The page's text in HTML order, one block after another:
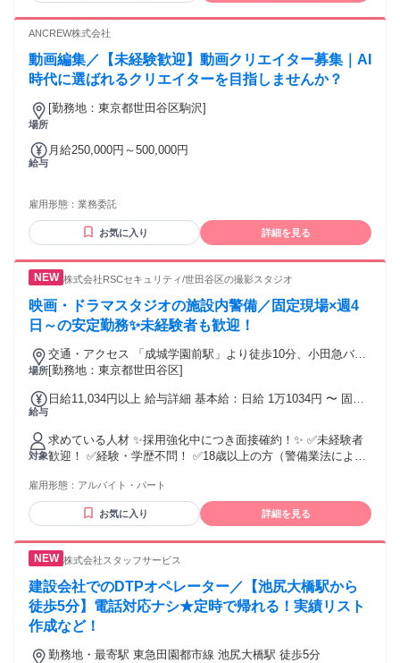
ANCREW株式会社
動画編集／【未経験歓迎】動画クリエイター募集｜AI
時代に選ばれるクリエイターを目指しませんか？
場所
[勤務地：東京都世田谷区駒沢]
給与
月給250,000円～500,000円
雇用形態： 業務委託
お気に入り 詳細を見る
株式会社RSCセキュリティ/世田谷区の撮影スタジオ
映画・ドラマスタジオの施設内警備／固定現場×週4
日～の安定勤務✨未経験者も歓迎！
場所
交通・アクセス 「成城学園前駅」より徒歩10分、小田急バス
「東京都市大付属小学校前」徒歩5分
[勤務地：東京都世田谷区]
給与
日給11,034円以上 給与詳細 基本給：日給 1万1034円 〜 固定
勤・家族手当金額：なし 全員に一律で支払われるその他手当
金額：なし 試用・研修期間：4週間 試用・研修期間の条件：
本採用と同じ
対象
求めている人材 ✨採用強化中につき面接確約！✨ ✅未経験者
歓迎！ ✅経験・学歴不問！ ✅18歳以上の方（警備業法によ
ている ✋腰を据えて働ける職場を探している ✋ワークライフ
バランスも大切にしたい ✋適度に身体を動かす仕事がしたい
⭐前職がドライバーや販売員、軽作業員、 公務員など、バリ
未経験でも安心して始められます！
雇用形態： アルバイト・パート
お気に入り 詳細を見る
株式会社スタッフサービス
建設会社でのDTPオペレーター／【池尻大橋駅から
徒歩5分】電話対応ナシ★定時で帰れる！実績リスト
作成など！
勤務地・最寄駅 東急田園都市線 池尻大橋駅 徒歩5分